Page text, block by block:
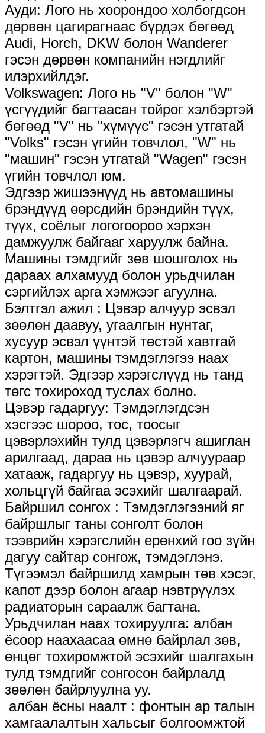
Ауди: Лого нь хоорондоо холбогдсон
дөрвөн цагирагнаас бүрдэх бөгөөд
Audi, Horch, DKW болон Wanderer
гэсэн дөрвөн компанийн нэгдлийг
илэрхийлдэг.
Volkswagen: Лого нь "V" болон "W"
үсгүүдийг багтаасан тойрог хэлбэртэй
бөгөөд "V" нь "хүмүүс" гэсэн утгатай
"Volks" гэсэн үгийн товчлол, "W" нь
"машин" гэсэн утгатай "Wagen" гэсэн
үгийн товчлол юм.
Эдгээр жишээнүүд нь автомашины
брэндүүд өөрсдийн брэндийн түүх,
түүх, соёлыг логогоороо хэрхэн
дамжуулж байгааг харуулж байна.
Машины тэмдгийг зөв шошголох нь
дараах алхамууд болон урьдчилан
сэргийлэх арга хэмжээг агуулна.
Бэлтгэл ажил ​: Цэвэр алчуур эсвэл
зөөлөн даавуу, угаалгын нунтаг,
хусуур эсвэл үүнтэй төстэй хавтгай
картон, машины тэмдэглэгээ наах
хэрэгтэй. Эдгээр хэрэгслүүд нь танд
төгс тохироход туслах болно.
Цэвэр гадаргуу: Тэмдэглэгдсэн
хэсгээс шороо, тос, тоосыг
цэвэрлэхийн тулд цэвэрлэгч ашиглан
арилгаад, дараа нь цэвэр алчуураар
хатааж, гадаргуу нь цэвэр, хуурай,
хольцгүй байгаа эсэхийг шалгаарай.
Байршил сонгох ​: Тэмдэглэгээний яг
байршлыг таны сонголт болон
тээврийн хэрэгслийн ерөнхий гоо зүйн
дагуу сайтар сонгож, тэмдэглэнэ.
Түгээмэл байршилд хамрын төв хэсэг,
капот дээр болон агаар нэвтрүүлэх
радиаторын сараалж багтана.
Урьдчилан наах тохируулга: албан
ёсоор наахаасаа өмнө байрлал зөв,
өнцөг тохиромжтой эсэхийг шалгахын
тулд тэмдгийг сонгосон байрлалд
зөөлөн байрлуулна уу.
​ албан ёсны наалт ​: фонтын ар талын
хамгаалалтын хальсыг болгоомжтой